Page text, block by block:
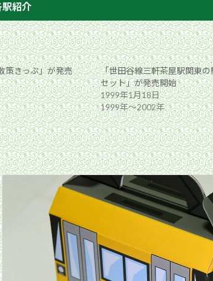
駅紹介
策きっぷ」が発売
「世田谷線三軒茶屋駅関東
セット」が発売開始
1999年1月18日
1999年〜2002年